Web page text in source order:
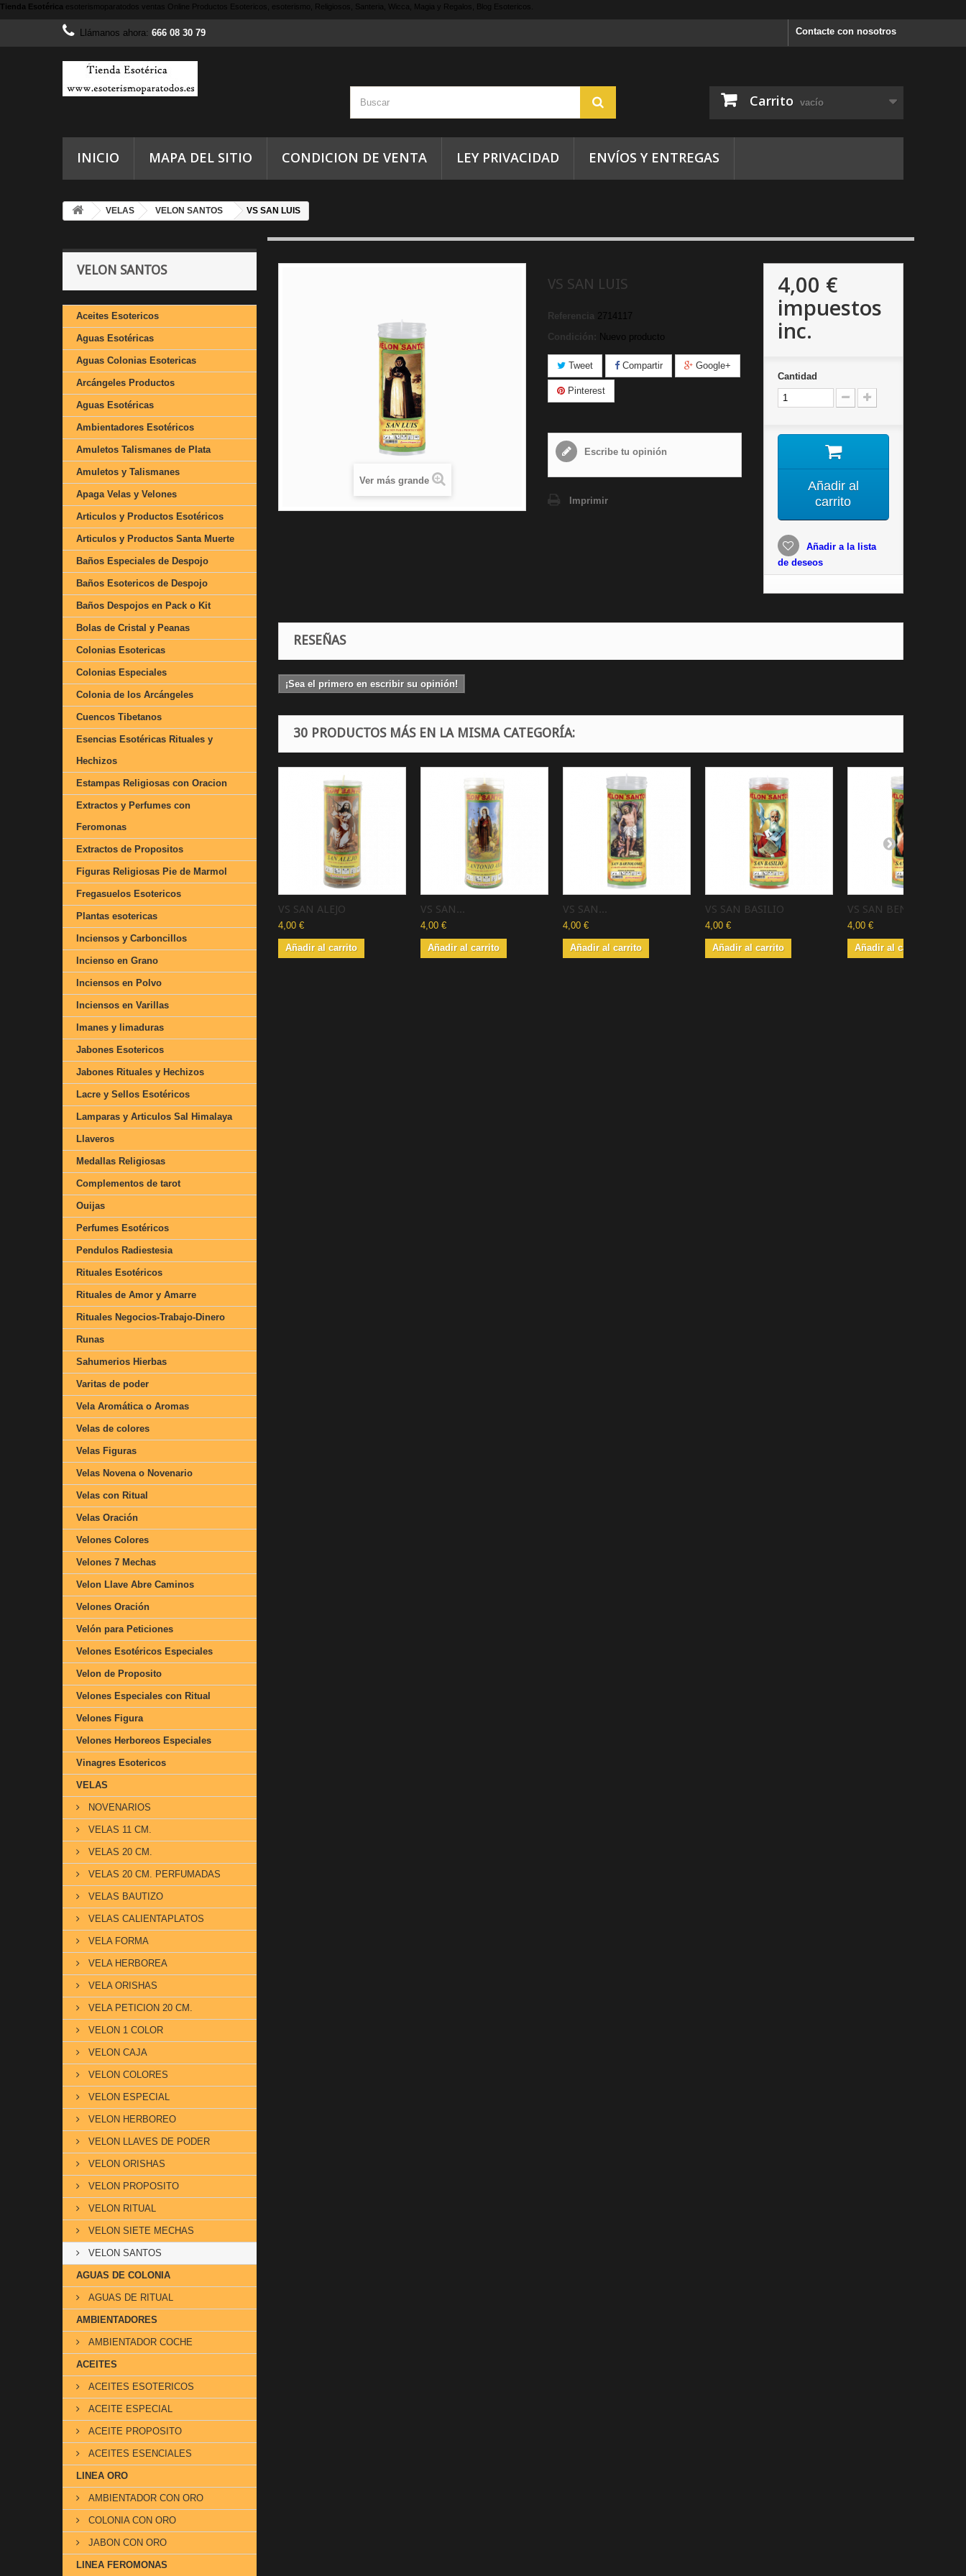
Tienda Esotérica esoterismoparatodos ventas Online Productos Esotericos, esoterismo, Religiosos, Santeria, Wicca, Magia y Regalos, Blog Esotericos.
Contacte con nosotros
Llámanos ahora: 666 08 30 79
Carrito vacío
INICIO MAPA DEL SITIO CONDICION DE VENTA LEY PRIVACIDAD ENVÍOS Y ENTREGAS
VELAS VELON SANTOS VS SAN LUIS
VELON SANTOS
Aceites Esotericos
Aguas Esotéricas
Aguas Colonias Esotericas
Arcángeles Productos
Aguas Esotéricas
Ambientadores Esotéricos
Amuletos Talismanes de Plata
Amuletos y Talismanes
Apaga Velas y Velones
Articulos y Productos Esotéricos
Articulos y Productos Santa Muerte
Baños Especiales de Despojo
Baños Esotericos de Despojo
Baños Despojos en Pack o Kit
Bolas de Cristal y Peanas
Colonias Esotericas
Colonias Especiales
Colonia de los Arcángeles
Cuencos Tibetanos
Esencias Esotéricas Rituales y
Hechizos
Estampas Religiosas con Oracion
Extractos y Perfumes con
Feromonas
Extractos de Propositos
Figuras Religiosas Pie de Marmol
Fregasuelos Esotericos
Plantas esotericas
Inciensos y Carboncillos
Incienso en Grano
Inciensos en Polvo
Inciensos en Varillas
Imanes y limaduras
Jabones Esotericos
Jabones Rituales y Hechizos
Lacre y Sellos Esotéricos
Lamparas y Articulos Sal Himalaya
Llaveros
Medallas Religiosas
Complementos de tarot
Ouijas
Perfumes Esotéricos
Pendulos Radiestesia
Rituales Esotéricos
Rituales de Amor y Amarre
Rituales Negocios-Trabajo-Dinero
Runas
Sahumerios Hierbas
Varitas de poder
Vela Aromática o Aromas
Velas de colores
Velas Figuras
Velas Novena o Novenario
Velas con Ritual
Velas Oración
Velones Colores
Velones 7 Mechas
Velon Llave Abre Caminos
Velones Oración
Velón para Peticiones
Velones Esotéricos Especiales
Velon de Proposito
Velones Especiales con Ritual
Velones Figura
Velones Herboreos Especiales
Vinagres Esotericos
VELAS
NOVENARIOS
VELAS 11 CM.
VELAS 20 CM.
VELAS 20 CM. PERFUMADAS
VELAS BAUTIZO
VELAS CALIENTAPLATOS
VELA FORMA
VELA HERBOREA
VELA ORISHAS
VELA PETICION 20 CM.
VELON 1 COLOR
VELON CAJA
VELON COLORES
VELON ESPECIAL
VELON HERBOREO
VELON LLAVES DE PODER
VELON ORISHAS
VELON PROPOSITO
VELON RITUAL
VELON SIETE MECHAS
VELON SANTOS
AGUAS DE COLONIA
AGUAS DE RITUAL
AMBIENTADORES
AMBIENTADOR COCHE
ACEITES
ACEITES ESOTERICOS
ACEITE ESPECIAL
ACEITE PROPOSITO
ACEITES ESENCIALES
LINEA ORO
AMBIENTADOR CON ORO
COLONIA CON ORO
JABON CON ORO
LINEA FEROMONAS
Ver más grande
VS SAN LUIS
Referencia 2714117
Condición: Nuevo producto
Tweet Compartir Google+
Pinterest
Escribe tu opinión
Imprimir
4,00 €
impuestos
inc.
Cantidad
Añadir al
carrito
Añadir a la lista
de deseos
RESEÑAS
¡Sea el primero en escribir su opinión!
30 PRODUCTOS MÁS EN LA MISMA CATEGORÍA:
VS SAN ALEJO
4,00 €
Añadir al carrito
VS SAN...
4,00 €
Añadir al carrito
VS SAN...
4,00 €
Añadir al carrito
VS SAN BASILIO
4,00 €
Añadir al carrito
VS SAN BENITO
4,00 €
Añadir al carrito